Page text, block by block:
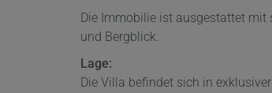
Die Immobilie ist ausgestattet mit
und Bergblick.
Lage:
Die Villa befindet sich in